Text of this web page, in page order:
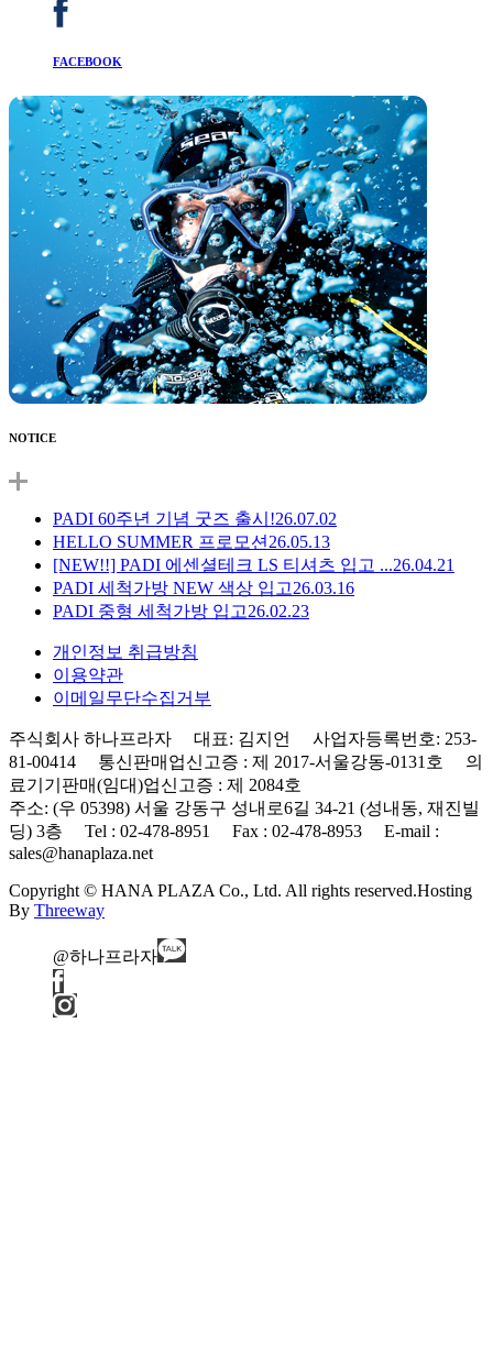
FACEBOOK
NOTICE
PADI 60주년 기념 굿즈 출시!26.07.02
HELLO SUMMER 프로모션 26.05.13
[NEW!!] PADI 에센셜테크 LS 티셔츠 입고 ...26.04.21
PADI 세척가방 NEW 색상 입고26.03.16
PADI 중형 세척가방 입고26.02.23
개인정보 취급방침
이용약관
이메일무단수집거부
주식회사 하나프라자 대표: 김지언 사업자등록번호: 253-
81-00414 통신판매업신고증 : 제 2017-서울강동-0131호 의
료기기판매(임대)업신고증 : 제 2084호
주소: (우 05398) 서울 강동구 성내로6길 34-21 (성내동, 재진빌
딩) 3층 Tel : 02-478-8951 Fax : 02-478-8953 E-mail :
sales@hanaplaza.net
Copyright © HANA PLAZA Co., Ltd. All rights reserved.Hosting
By Threeway
@하나프라자